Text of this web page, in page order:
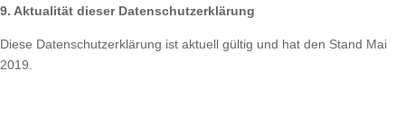
9. Aktualität dieser Datenschutzerklärung
Diese Datenschutzerklärung ist aktuell gültig und hat den Stand Mai
2019.